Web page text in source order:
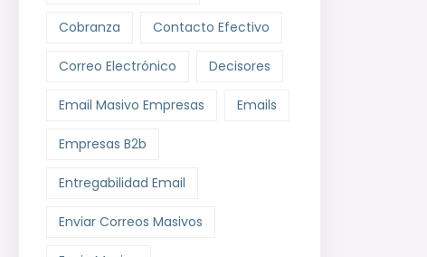
Cobranza Contacto Efectivo
Correo Electrónico Decisores
Email Masivo Empresas Emails
Empresas B2b
Entregabilidad Email
Enviar Correos Masivos